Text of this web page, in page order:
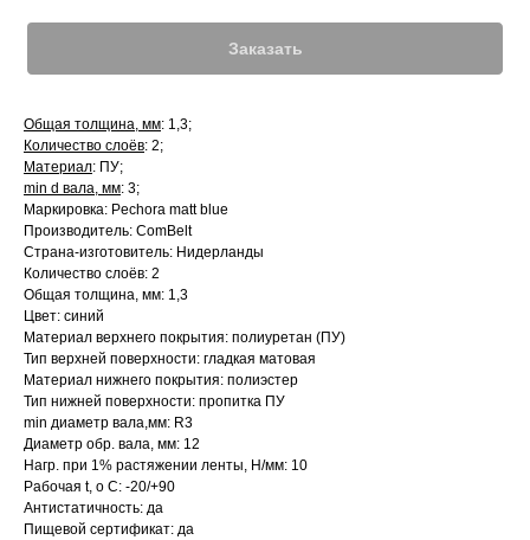
Заказать
Общая толщина, мм: 1,3;
Количество слоёв: 2;
Материал: ПУ;
min d вала, мм: 3;
Маркировка: Pechora matt blue
Производитель: ComBelt
Страна-изготовитель: Нидерланды
Количество слоёв: 2
Общая толщина, мм: 1,3
Цвет: синий
Материал верхнего покрытия: полиуретан (ПУ)
Тип верхней поверхности: гладкая матовая
Материал нижнего покрытия: полиэстер
Тип нижней поверхности: пропитка ПУ
min диаметр вала,мм: R3
Диаметр обр. вала, мм: 12
Нагр. при 1% растяжении ленты, Н/мм: 10
Рабочая t, о С: -20/+90
Антистатичность: да
Пищевой сертификат: да